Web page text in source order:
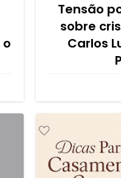
Tensão
sobre
Carlos